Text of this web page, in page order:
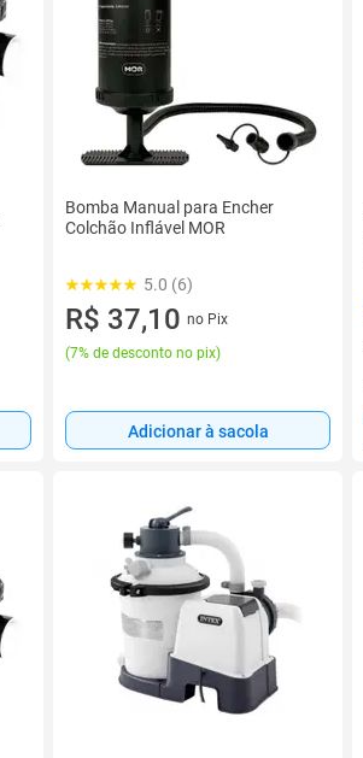
Bomba Manual para Encher
Colchão Inflável MOR
5.0 (6)
R$ 37,10 no Pix
(7% de desconto no pix)
Adicionar à sacola